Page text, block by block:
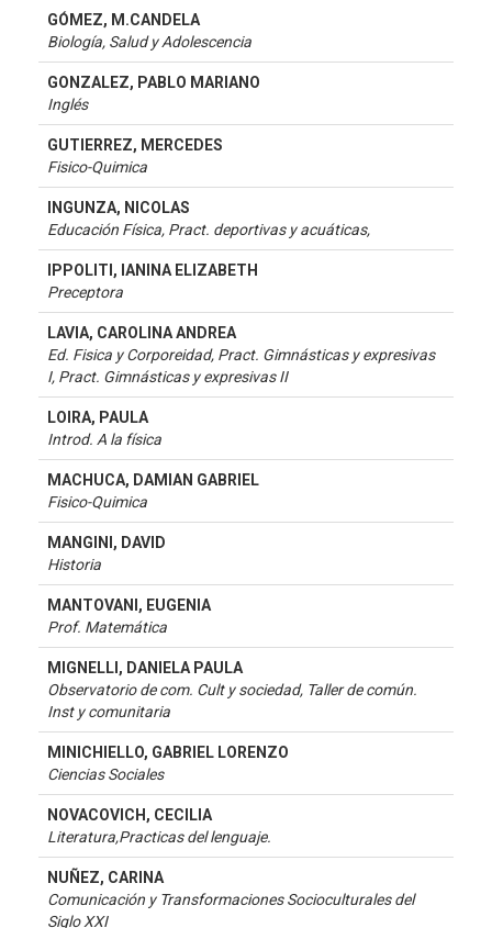
GÓMEZ, M.CANDELA
Biología, Salud y Adolescencia
GONZALEZ, PABLO MARIANO
Inglés
GUTIERREZ, MERCEDES
Fisico-Quimica
INGUNZA, NICOLAS
Educación Física, Pract. deportivas y acuáticas,
IPPOLITI, IANINA ELIZABETH
Preceptora
LAVIA, CAROLINA ANDREA
Ed. Fisica y Corporeidad, Pract. Gimnásticas y expresivas
I, Pract. Gimnásticas y expresivas II
LOIRA, PAULA
Introd. A la física
MACHUCA, DAMIAN GABRIEL
Fisico-Quimica
MANGINI, DAVID
Historia
MANTOVANI, EUGENIA
Prof. Matemática
MIGNELLI, DANIELA PAULA
Observatorio de com. Cult y sociedad, Taller de común.
Inst y comunitaria
MINICHIELLO, GABRIEL LORENZO
Ciencias Sociales
NOVACOVICH, CECILIA
Literatura,Practicas del lenguaje.
NUÑEZ, CARINA
Comunicación y Transformaciones Socioculturales del
Siglo XXI